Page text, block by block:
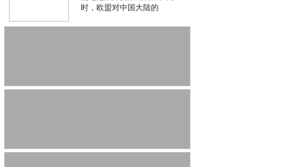
时，欧盟对中国大陆的